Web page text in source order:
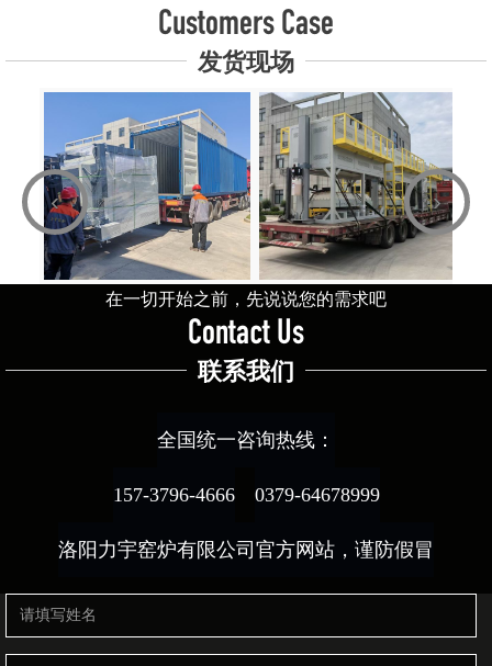
Customers Case
发货现场
‹ ›
在一切开始之前，先说说您的需求吧
Contact Us
联系我们
全国统一咨询热线：
157-3796-4666 0379-64678999
洛阳力宇窑炉有限公司官方网站，谨防假冒